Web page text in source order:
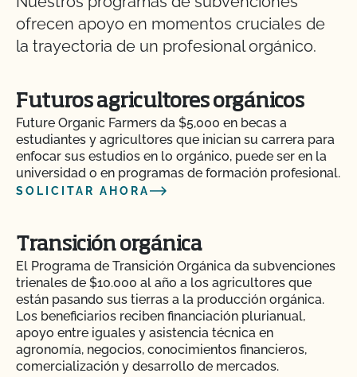
ofrecen apoyo en momentos cruciales de
la trayectoria de un profesional orgánico.
Futuros agricultores orgánicos
Future Organic Farmers da $5,000 en becas a
estudiantes y agricultores que inician su carrera para
enfocar sus estudios en lo orgánico, puede ser en la
universidad o en programas de formación profesional.
SOLICITAR AHORA
Transición orgánica
El Programa de Transición Orgánica da subvenciones
trienales de $10.000 al año a los agricultores que
están pasando sus tierras a la producción orgánica.
Los beneficiarios reciben financiación plurianual,
apoyo entre iguales y asistencia técnica en
agronomía, negocios, conocimientos financieros,
comercialización y desarrollo de mercados.